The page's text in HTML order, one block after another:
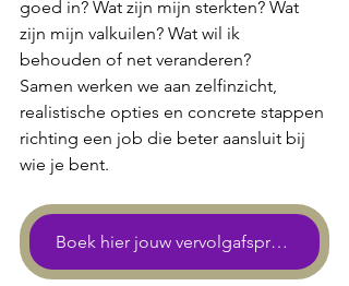
goed in? Wat zijn mijn sterkten? Wat
zijn mijn valkuilen? Wat wil ik
behouden of net veranderen?
Samen werken we aan zelfinzicht,
realistische opties en concrete stappen
richting een job die beter aansluit bij
wie je bent.
Boek hier jouw vervolgafspraak